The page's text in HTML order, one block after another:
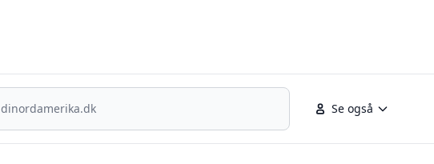
Se også